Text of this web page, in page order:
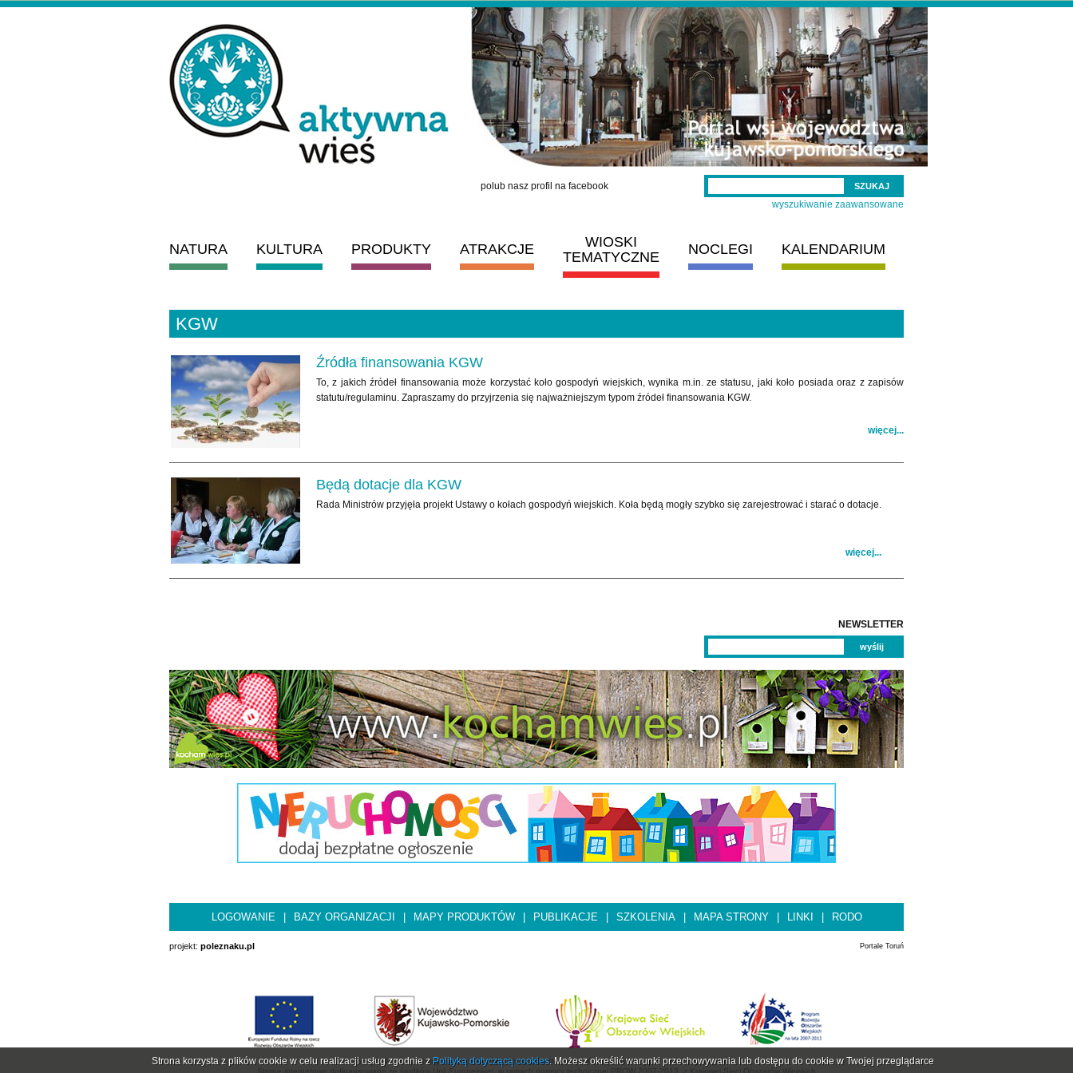
polub nasz profil na facebook
wyszukiwanie zaawansowane
NATURA KULTURA PRODUKTY ATRAKCJE
WIOSKI
TEMATYCZNE
NOCLEGI KALENDARIUM
KGW
Źródła finansowania KGW
To, z jakich źródeł finansowania może korzystać koło gospodyń wiejskich, wynika m.in. ze statusu, jaki koło posiada oraz z zapisów
statutu/regulaminu. Zapraszamy do przyjrzenia się najważniejszym typom źródeł finansowania KGW.
więcej...
Będą dotacje dla KGW
Rada Ministrów przyjęła projekt Ustawy o kołach gospodyń wiejskich. Koła będą mogły szybko się zarejestrować i starać o dotacje.
więcej...
NEWSLETTER
LOGOWANIE BAZY ORGANIZACJI MAPY PRODUKTÓW PUBLIKACJE SZKOLENIA MAPA STRONY LINKI RODO
projekt: poleznaku.pl Portale Toruń
Europejski Fundusz Rolny na rzecz Rozwoju Obszarów Wiejskich: Europa inwestująca w obszary wiejskie
Strona korzysta z plików cookie w celu realizacji usług zgodnie z Polityką dotyczącą cookies. Możesz określić warunki przechowywania lub dostępu do cookie w Twojej przeglądarce